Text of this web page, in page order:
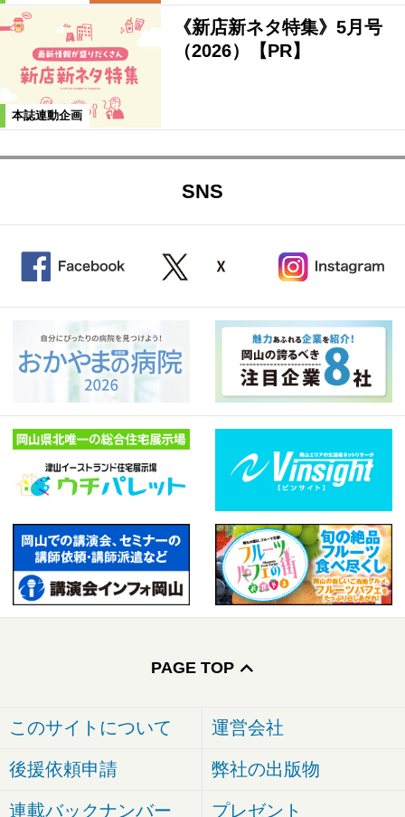
本誌連動企画
《新店新ネタ特集》5月号
（2026）【PR】
SNS
PAGE TOP
このサイトについて 運営会社
後援依頼申請 弊社の出版物
連載バックナンバー プレゼント